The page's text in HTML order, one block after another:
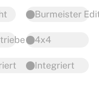
4x4
Burmeister
Integriert